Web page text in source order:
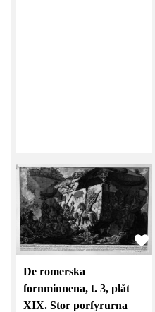
De romerska
fornminnena, t. 3, plåt
XIX. Stor porfyrurna